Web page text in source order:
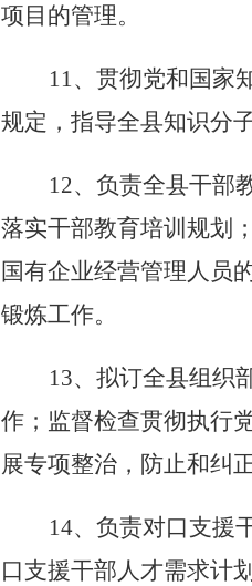
项目的管理。
11、贯彻党和国家
规定，指导全县知识分
12、负责全县干部
落实干部教育培训规划
国有企业经营管理人员
锻炼工作。
13、拟订全县组织
作；监督检查贯彻执行
展专项整治，防止和纠
14、负责对口支援
口支援干部人才需求计